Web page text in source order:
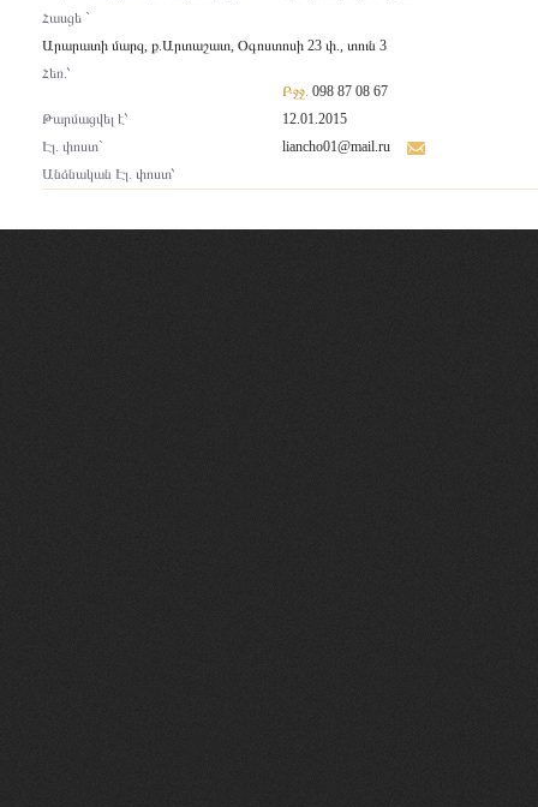
Հասցե `
Արարատի մարզ, ք.Արտաշատ, Օգոստոսի 23 փ., տուն 3
Հեռ.՝
Բջջ. 098 87 08 67
Թարմացվել է՝
12.01.2015
Էլ. փոստ`
liancho01@mail.ru
Անձնական Էլ. փոստ՝